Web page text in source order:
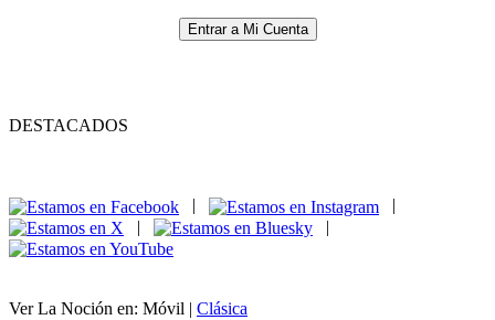
Entrar a Mi Cuenta
DESTACADOS
|
|
Ver La Noción en: Móvil | Clásica